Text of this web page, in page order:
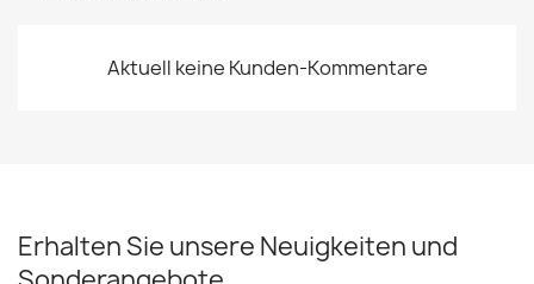
Aktuell keine Kunden-Kommentare
Erhalten Sie unsere Neuigkeiten und